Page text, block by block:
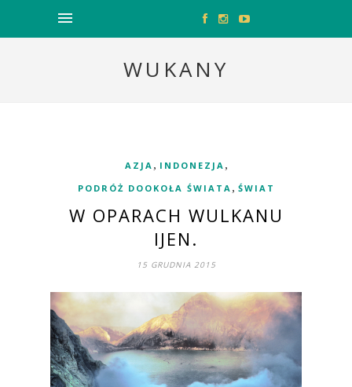
WUKANY
AZJA , INDONEZJA ,
PODRÓŻ DOOKOŁA ŚWIATA , ŚWIAT
W OPARACH WULKANU
IJEN.
15 GRUDNIA 2015